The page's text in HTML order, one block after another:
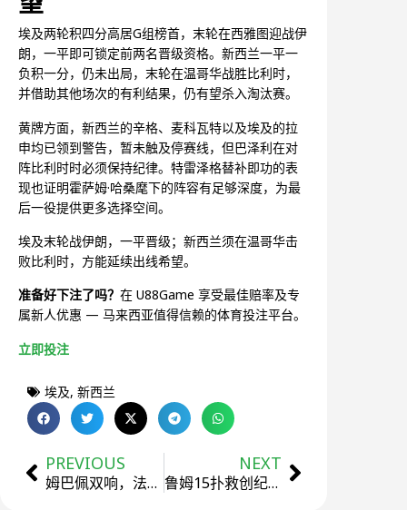
埃及两轮积四分高居G组榜首，末轮在西雅图迎战伊
朗，一平即可锁定前两名晋级资格。新西兰一平一
负积一分，仍未出局，末轮在温哥华战胜比利时，
并借助其他场次的有利结果，仍有望杀入淘汰赛。
黄牌方面，新西兰的辛格、麦科瓦特以及埃及的拉
申均已领到警告，暂未触及停赛线，但巴泽利在对
阵比利时时必须保持纪律。特雷泽格替补即功的表
现也证明霍萨姆·哈桑麾下的阵容有足够深度，为最
后一役提供更多选择空间。
埃及末轮战伊朗，一平晋级；新西兰须在温哥华击
败比利时，方能延续出线希望。
准备好下注了吗？ 在 U88Game 享受最佳赔率及专
属新人优惠 — 马来西亚值得信赖的体育投注平台。
立即投注
埃及, 新西兰
PREVIOUS
姆巴佩双响，法国3-0完胜伊拉克晋级
NEXT
鲁姆15扑救创纪录，厄瓜多尔0-0库拉索